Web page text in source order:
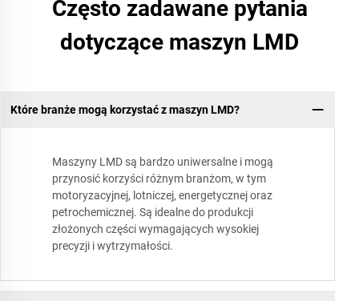
Często zadawane pytania
dotyczące maszyn LMD
Które branże mogą korzystać z maszyn LMD?
Maszyny LMD są bardzo uniwersalne i mogą
przynosić korzyści różnym branżom, w tym
motoryzacyjnej, lotniczej, energetycznej oraz
petrochemicznej. Są idealne do produkcji
złożonych części wymagających wysokiej
precyzji i wytrzymałości.